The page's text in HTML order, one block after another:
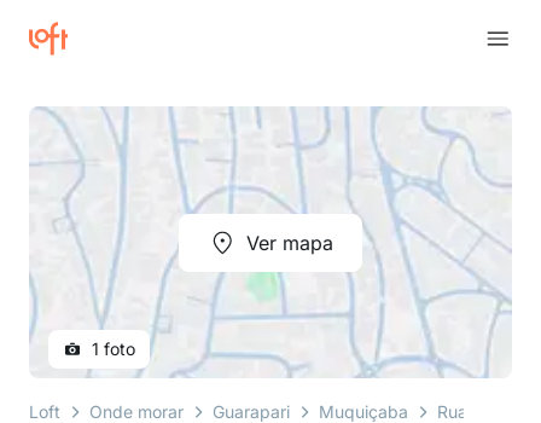
Ver mapa
1 foto
Loft Onde morar Guarapari Muquiçaba Rua José